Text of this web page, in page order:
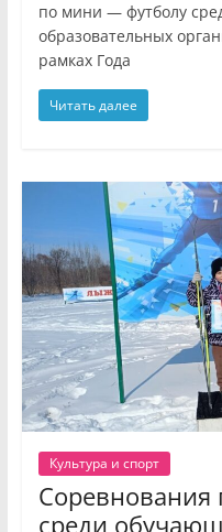
по мини — футболу
образовательных
рамках Года
Читать далее
Культура и спорт
среди